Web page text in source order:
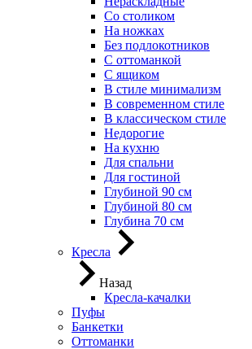
Со столиком
На ножках
Без подлокотников
С оттоманкой
С ящиком
В стиле минимализм
В современном стиле
В классическом стиле
Недорогие
На кухню
Для спальни
Для гостиной
Глубиной 90 см
Глубиной 80 см
Глубина 70 см
Кресла
Назад
Кресла-качалки
Пуфы
Банкетки
Оттоманки